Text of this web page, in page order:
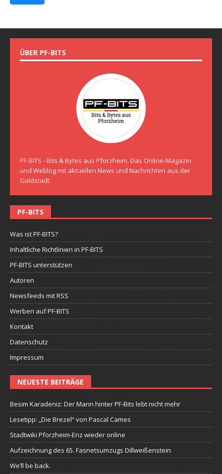
ÜBER PF-BITS
PF-BITS - Bits & Bytes aus Pforzheim. Das Online-Magazin
und Weblog mit aktuellen News und Nachrichten aus der
Goldstadt.
PF-BITS
Was ist PF-BITS?
Inhaltliche Richtlinien in PF-BITS
PF-BITS unterstützen
Autoren
Newsfeeds mit RSS
Werben auf PF-BITS
Kontakt
Datenschutz
Impressum
NEUESTE BEITRÄGE
Besim Karadeniz: Der Mann hinter PF-Bits lebt nicht mehr
Lesetipp: „Die Brezel“ von Pascal Cames
Stadtwiki Pforzheim-Enz wieder online
Aufzeichnung des 65. Fasnetsumzugs Dillweißenstein
We’ll be back.